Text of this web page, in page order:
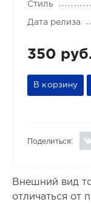
Стиль
Дата релиза
350
В корзину
Поделиться:
Внешний вид
отличаться от